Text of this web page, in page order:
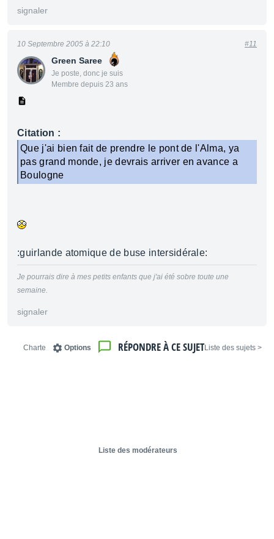
signaler
Green Saree
Je poste, donc je suis
Membre depuis 23 ans
10 Septembre 2005 à 22:10 #11
Citation :
Que j'ai bien fait de prendre le pont de l'Alma, ya
pas grand monde, je devrais arriver en avance a
Boulogne
:guirlande atomique de buse intersidérale:
Je pourrais dire à mes petits enfants que j'ai été sobre toute une
semaine.
signaler
< Liste des sujets
RÉPONDRE À CE SUJET
Options
Charte
Liste des modérateurs